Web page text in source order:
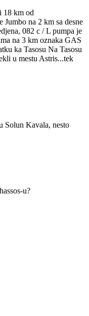
18 km od
na 2 km sa desne
082 c / L pumpa je
na 3 km oznaka GAS
ka Tasosu Na Tasosu
u mestu Astris...tek
Solun Kavala, nesto
u?